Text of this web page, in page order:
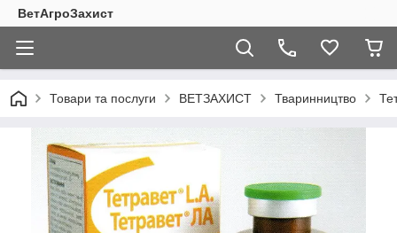
ВетАгроЗахист
Товари та послуги ВЕТЗАХИСТ Тваринництво